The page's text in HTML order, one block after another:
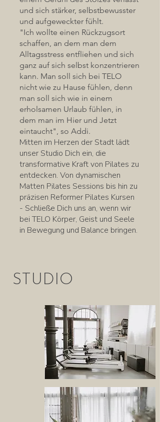
und sich stärker, selbstbewusster
und aufgeweckter fühlt.
"Ich wollte einen Rückzugsort
schaffen, an dem man dem
Alltagsstress entfliehen und sich
ganz auf sich selbst konzentrieren
kann. Man soll sich bei TELO
nicht wie zu Hause fühlen, denn
man soll sich wie in einem
erholsamen Urlaub fühlen, in
dem man im Hier und Jetzt
eintaucht", so Addi.
Mitten im Herzen der Stadt lädt
unser Studio Dich ein, die
transformative Kraft von Pilates zu
entdecken. Von dynamischen
Matten Pilates Sessions bis hin zu
präzisen Reformer Pilates Kursen
- Schließe Dich uns an, wenn wir
bei TELO Körper, Geist und Seele
in Bewegung und Balance bringen.
STUDIO